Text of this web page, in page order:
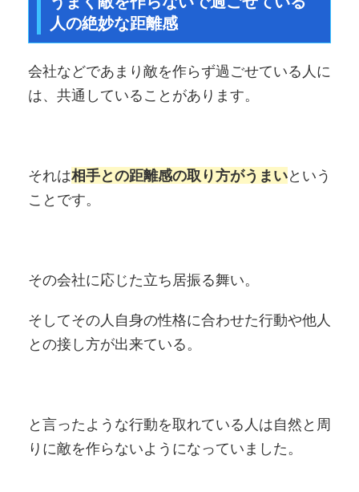
人の絶妙な距離感
会社などであまり敵を作らず過ごせている人に
は、共通していることがあります。
それは相手との距離感の取り方がうまいという
ことです。
その会社に応じた立ち居振る舞い。
そしてその人自身の性格に合わせた行動や他人
との接し方が出来ている。
と言ったような行動を取れている人は自然と周
りに敵を作らないようになっていました。